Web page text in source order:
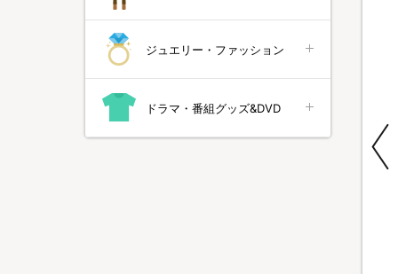
ジュエリー・ファッション
ドラマ・番組グッズ&DVD